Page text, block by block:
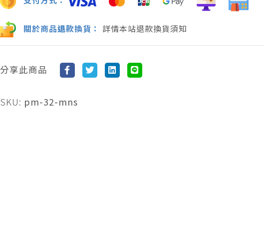
關於商品退款換貨： 詳情本站退款換貨須知
分享此商品
SKU: pm-32-mns